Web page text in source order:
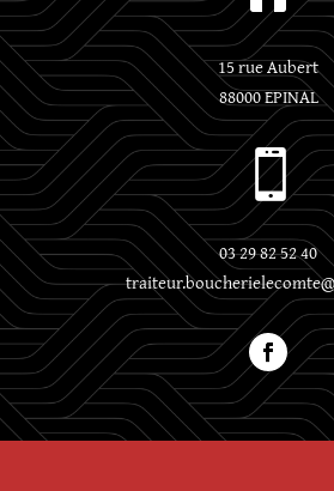
15 rue Aubert
88000 EPINAL

03 29 82 52 40